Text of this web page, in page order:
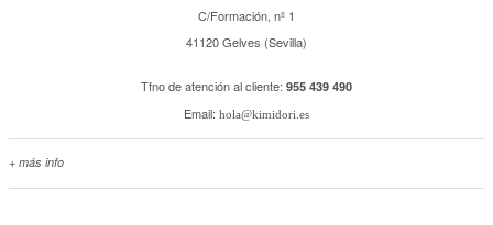
C/Formación, nº 1
41120 Gelves (Sevilla)
Tfno de atención al cliente: 955 439 490
Email: hola@kimidori.es
+ más info